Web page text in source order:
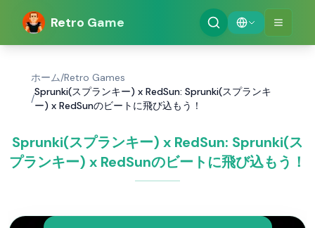
Retro Game
ホーム/Retro Games
/
Sprunki(スプランキー) x RedSun: Sprunki(スプランキ
ー) x RedSunのビートに飛び込もう！
Sprunki(スプランキー) x RedSun: Sprunki(ス
プランキー) x RedSunのビートに飛び込もう！